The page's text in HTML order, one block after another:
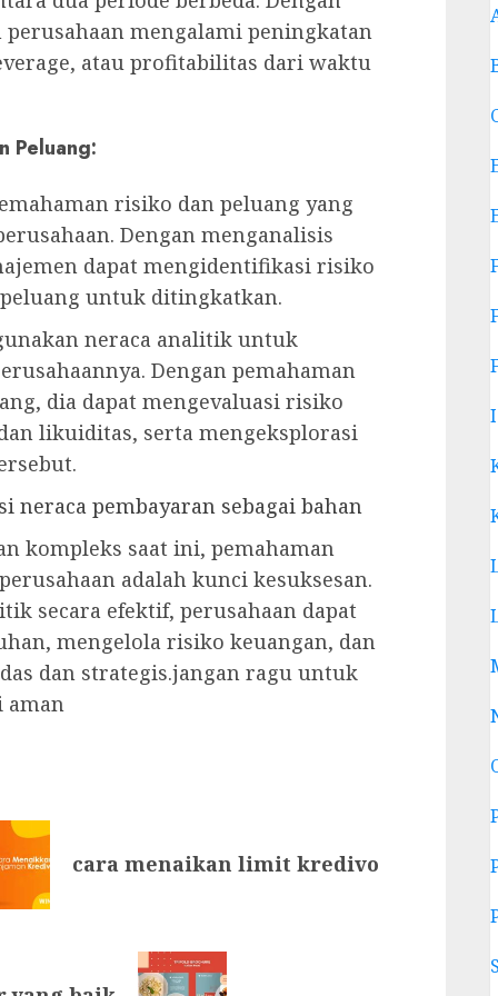
mengalami peningkatan
atau profitabilitas dari waktu
Peluang:
risiko dan peluang yang
Dengan menganalisis
dapat mengidentifikasi risiko
untuk ditingkatkan.
neraca analitik untuk
Dengan pemahaman
dia dapat mengevaluasi risiko
likuiditas, serta mengeksplorasi
neraca pembayaran sebagai bahan
kompleks saat ini, pemahaman
adalah kunci kesuksesan.
secara efektif, perusahaan dapat
mengelola risiko keuangan, dan
dan strategis.jangan ragu untuk
aman
cara menaikan limit kredivo